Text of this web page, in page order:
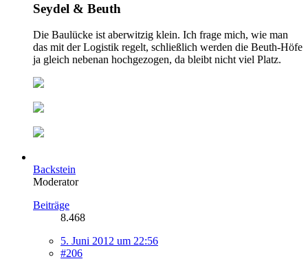
Seydel & Beuth
Die Baulücke ist aberwitzig klein. Ich frage mich, wie man
das mit der Logistik regelt, schließlich werden die Beuth-Höfe
ja gleich nebenan hochgezogen, da bleibt nicht viel Platz.
Backstein
Moderator
Beiträge
8.468
5. Juni 2012 um 22:56
#206